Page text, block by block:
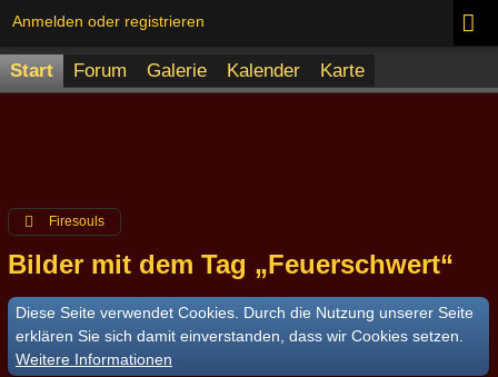
Anmelden oder registrieren
Start Forum Galerie Kalender Karte
Firesouls
Bilder mit dem Tag „Feuerschwert“
Diese Seite verwendet Cookies. Durch die Nutzung unserer Seite
erklären Sie sich damit einverstanden, dass wir Cookies setzen.
Weitere Informationen